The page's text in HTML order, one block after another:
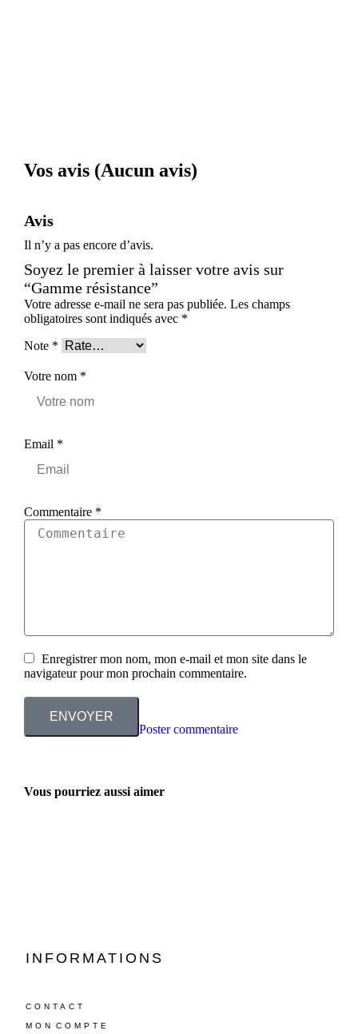
Vos avis (Aucun avis)
Avis
Il n’y a pas encore d’avis.
Soyez le premier à laisser votre avis sur
“Gamme résistance”
Votre adresse e-mail ne sera pas publiée. Les champs
obligatoires sont indiqués avec *
Note *
Votre nom *
Email *
Commentaire *
Enregistrer mon nom, mon e-mail et mon site dans le
navigateur pour mon prochain commentaire.
ENVOYER
Poster commentaire
Vous pourriez aussi aimer
INFORMATIONS
CONTACT
MON COMPTE